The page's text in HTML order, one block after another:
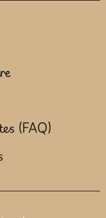
(FAQ)